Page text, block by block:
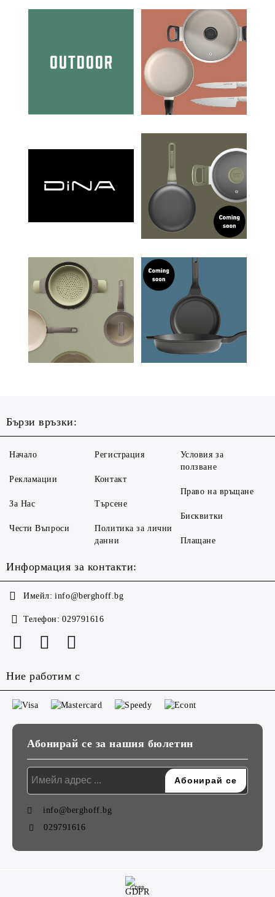
Бързи връзки:
Начало
Рекламации
За Нас
Чести Въпроси
Регистрация
Контакт
Търсене
Политика за лични
данни
Условия за
ползване
Право на връщане
Бисквитки
Плащане
Информация за контакти:
Имейл: info@berghoff.bg
Телефон: 029791616
Ние работим с
Абонирай се за нашия бюлетин
info@berghoff.bg
029791616
GDPR